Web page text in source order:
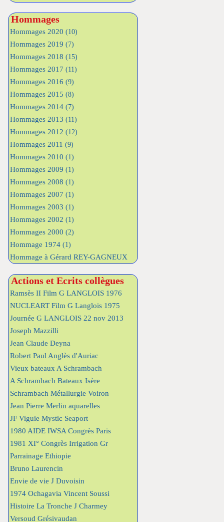
Hommages
Hommages 2020 (10)
Hommages 2019 (7)
Hommages 2018 (15)
Hommages 2017 (11)
Hommages 2016 (9)
Hommages 2015 (8)
Hommages 2014 (7)
Hommages 2013 (11)
Hommages 2012 (12)
Hommages 2011 (9)
Hommages 2010 (1)
Hommages 2009 (1)
Hommages 2008 (1)
Hommages 2007 (1)
Hommages 2003 (1)
Hommages 2002 (1)
Hommages 2000 (2)
Hommage 1974 (1)
Hommage à Gérard REY-GAGNEUX
Actions et Ecrits collègues
Ramsès II Film G LANGLOIS 1976
NUCLEART Film G Langlois 1975
Journée G LANGLOIS 22 nov 2013
Joseph Mazzilli
Jean Claude Deyna
Robert Paul Anglès d'Auriac
Vieux bateaux A Schrambach
A Schrambach Bateaux Isère
Schrambach Métallurgie Voiron
Jean Pierre Merlin aquarelles
JF Viguie Mystic Seaport
1980 AIDE IWSA Congrès Paris
1981 XI° Congrès Irrigation Gr
Parrainage Ethiopie
Bruno Laurencin
Envie de vie J Duvoisin
1974 Ochagavia Vincent Soussi
Histoire La Tronche J Charmey
Versoud Grésivaudan